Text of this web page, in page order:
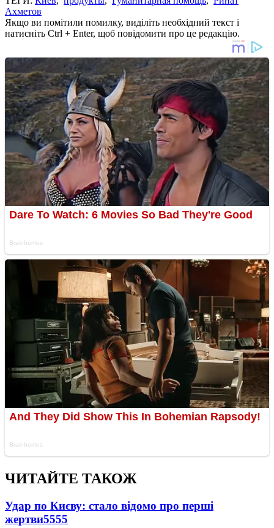
Ахметов
Якщо ви помітили помилку, виділіть необхідний текст і
натисніть Ctrl + Enter, щоб повідомити про це редакцію.
ЧИТАЙТЕ ТАКОЖ
Удар по Києву: стало відомо про перші
жертви5555